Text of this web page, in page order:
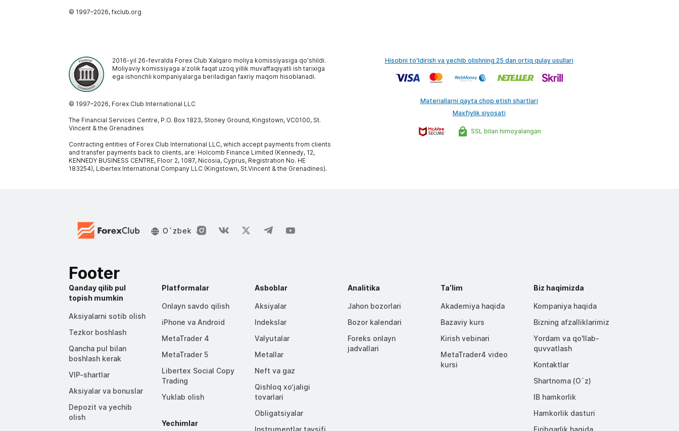
© 1997–2026, fxclub.org
2016-yil 26-fevralda Forex Club Xalqaro moliya komissiyasiga qoʻshildi.
Moliyaviy komissiyaga aʼzolik faqat uzoq yillik muvaffaqiyatli ish tarixiga
ega ishonchli kompaniyalarga beriladigan faxriy maqom hisoblanadi.
© 1997–2026, Forex Club International LLC
The Financial Services Centre, P.O. Box 1823, Stoney Ground, Kingstown, VC0100, St.
Vincent & the Grenadines
Contracting entities of Forex Club International LLC, which accept payments from clients
and transfer payments back to clients, are: Holcomb Finance Limited (Kennedy, 12,
KENNEDY BUSINESS CENTRE, Floor 2, 1087, Nicosia, Cyprus, Registration No. HE
183254), Libertex International Company LLC (Kingstown, St.Vincent & the Grenadines).
Hisobni toʻldirish va yechib olishning 25 dan ortiq qulay usullari
SSL bilan himoyalangan
Materiallarni qayta chop etish shartlari
Maxfiylik siyosati
O`zbek
Footer
Qanday qilib pul
topish mumkin
Aksiyalarni sotib olish
Tezkor boshlash
Qancha pul bilan
boshlash kerak
VIP-shartlar
Aksiyalar va bonuslar
Depozit va yechib
olish
Platformalar
Onlayn savdo qilish
iPhone va Android
MetaTrader 4
MetaTrader 5
Libertex Social Copy
Trading
Yuklab olish
Yechimlar
Asboblar
Aksiyalar
Indekslar
Valyutalar
Metallar
Neft va gaz
Qishloq xo‘jaligi
tovarlari
Obligatsiyalar
Instrumentlar tavsifi
Analitika
Jahon bozorlari
Bozor kalendari
Foreks onlayn
jadvallari
Taʼlim
Akademiya haqida
Bazaviy kurs
Kirish vebinari
MetaTrader4 video
kursi
Biz haqimizda
Kompaniya haqida
Bizning afzalliklarimiz
Yordam va qo'llab-
quvvatlash
Kontaktlar
Shartnoma (O`z)
IB hamkorlik
Hamkorlik dasturi
Firibgarlik haqida